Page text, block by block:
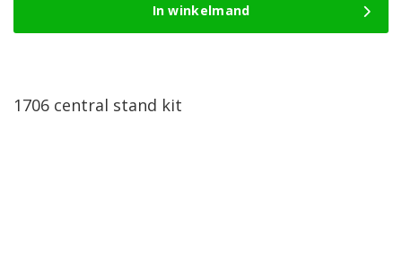
In winkelmand
1706 central stand kit